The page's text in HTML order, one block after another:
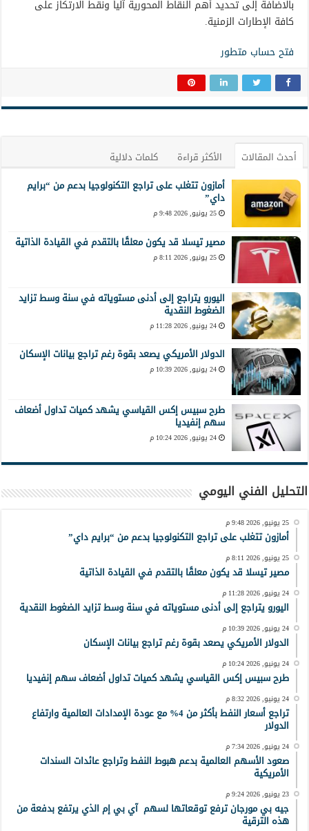
بالاضافة إلى تحديد أهم النقاط المحورية آلياُ ونقط الارتكاز على
كافة الإطارات الزمنية.
فتح حساب متطور
أحدث المقالات الأكثر قراءة
كلمات دلالية
أمازون تتغلب على تراجع التكنولوجيا بدعم من “برايم
داي”
25 يونيو, 2026 9:48 م
مصير تيسلا قد يكون معلقًا بالتقدم في القيادة الذاتية
25 يونيو, 2026 8:11 م
اليورو يتراجع إلى أدنى مستوياته في سنة وسط تزايد
الضغوط النقدية
24 يونيو, 2026 11:28 م
الدولار الأمريكي يصعد بقوة رغم تراجع بيانات الإسكان
24 يونيو, 2026 10:39 م
طرح سبيس إكس القياسي يشهد كميات تداول أضعاف
سهم إنفيديا
24 يونيو, 2026 10:24 م
التحليل الفني اليومي
25 يونيو, 2026 9:48 م
أمازون تتغلب على تراجع التكنولوجيا بدعم من “برايم داي”
25 يونيو, 2026 8:11 م
مصير تيسلا قد يكون معلقًا بالتقدم في القيادة الذاتية
24 يونيو, 2026 11:28 م
اليورو يتراجع إلى أدنى مستوياته في سنة وسط تزايد الضغوط النقدية
24 يونيو, 2026 10:39 م
الدولار الأمريكي يصعد بقوة رغم تراجع بيانات الإسكان
24 يونيو, 2026 10:24 م
طرح سبيس إكس القياسي يشهد كميات تداول أضعاف سهم إنفيديا
24 يونيو, 2026 8:32 م
تراجع أسعار النفط بأكثر من 4% مع عودة الإمدادات العالمية وارتفاع
الدولار
24 يونيو, 2026 7:34 م
صعود الأسهم العالمية بدعم هبوط النفط وتراجع عائدات السندات
الأمريكية
23 يونيو, 2026 9:24 م
جيه بي مورجان ترفع توقعاتها لسهم آي بي إم الذي يرتفع بدفعة من
هذه الترقية